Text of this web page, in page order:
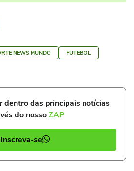
NEWS MUNDO
FUTEBOL
dentro das principais notícias
do nossoZAP
Inscreva-se